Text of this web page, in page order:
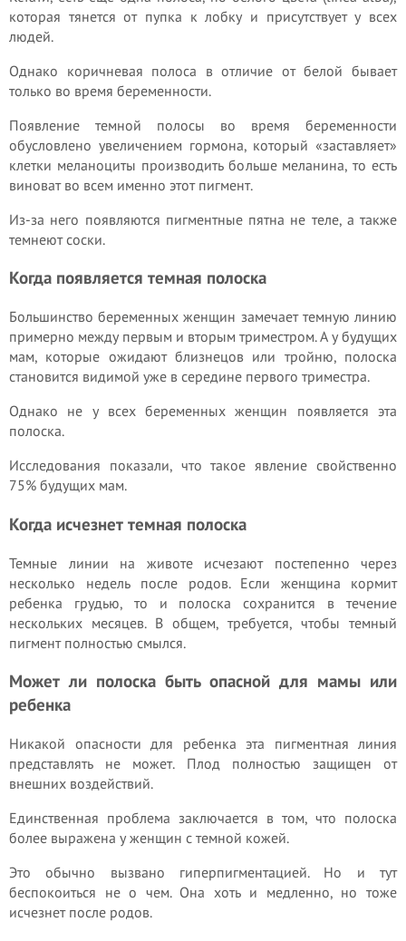
которая тянется от пупка к лобку и присутствует у всех
людей.
Однако коричневая полоса в отличие от белой бывает
только во время беременности.
Появление темной полосы во время беременности
обусловлено увеличением гормона, который «заставляет»
клетки меланоциты производить больше меланина, то есть
виноват во всем именно этот пигмент.
Из-за него появляются пигментные пятна не теле, а также
темнеют соски.
Когда появляется темная полоска
Большинство беременных женщин замечает темную линию
примерно между первым и вторым триместром. А у будущих
мам, которые ожидают близнецов или тройню, полоска
становится видимой уже в середине первого триместра.
Однако не у всех беременных женщин появляется эта
полоска.
Исследования показали, что такое явление свойственно
75% будущих мам.
Когда исчезнет темная полоска
Темные линии на животе исчезают постепенно через
несколько недель после родов. Если женщина кормит
ребенка грудью, то и полоска сохранится в течение
нескольких месяцев. В общем, требуется, чтобы темный
пигмент полностью смылся.
Может ли полоска быть опасной для мамы или
ребенка
Никакой опасности для ребенка эта пигментная линия
представлять не может. Плод полностью защищен от
внешних воздействий.
Единственная проблема заключается в том, что полоска
более выражена у женщин с темной кожей.
Это обычно вызвано гиперпигментацией. Но и тут
беспокоиться не о чем. Она хоть и медленно, но тоже
исчезнет после родов.